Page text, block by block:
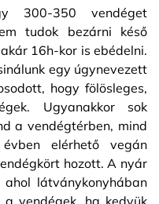
300-350 vendéget
tudok bezárni késő
16h-kor is ebédelni.
egy úgynevezett
hogy fölösleges,
Ugyanakkor sok
a vendégtérben, mind
elérhető vegán
hozott. A nyár
látványkonyhában
a vendégek, ha kedvük